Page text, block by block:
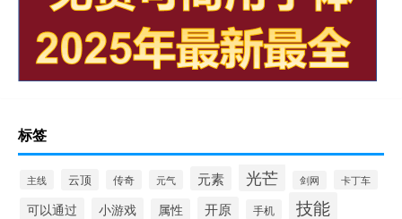
标签
主线 云顶 传奇 元气 元素 光芒 剑网 卡丁车
可以通过 小游戏 属性 开原 手机 技能